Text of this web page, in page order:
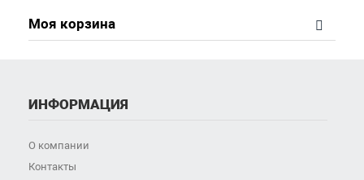
Моя корзина
ИНФОРМАЦИЯ
О компании
Контакты